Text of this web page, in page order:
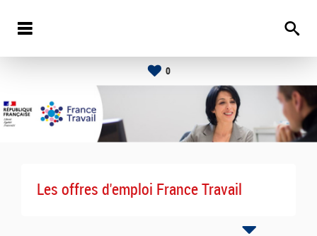
0
Les offres d'emploi France Travail